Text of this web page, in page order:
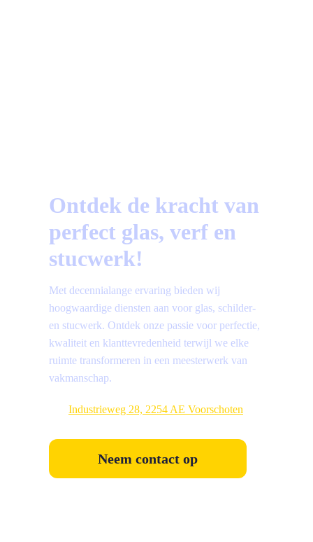
Ontdek de kracht van
perfect glas, verf en
stucwerk!
Met decennialange ervaring bieden wij
hoogwaardige diensten aan voor glas, schilder-
en stucwerk. Ontdek onze passie voor perfectie,
kwaliteit en klanttevredenheid terwijl we elke
ruimte transformeren in een meesterwerk van
vakmanschap.
Industrieweg 28, 2254 AE Voorschoten
Neem contact op